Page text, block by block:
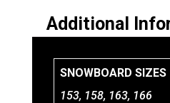
Additional
SNOWBOARD SIZES
153, 158, 163, 166